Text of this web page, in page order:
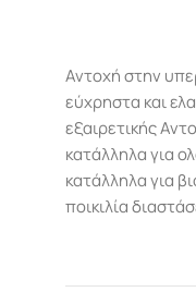
Αντοχή στην
εύχρηστα και
εξαιρετικής
κατάλληλα για
κατάλληλα για
ποικιλία